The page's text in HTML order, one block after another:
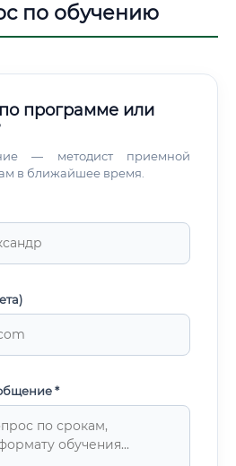
по обучению
программе или
— методист приемной
в ближайшее время.
*